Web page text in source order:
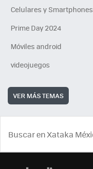
Celulares y Smartphones
Prime Day 2024
Móviles android
videojuegos
VER MÁS TEMAS